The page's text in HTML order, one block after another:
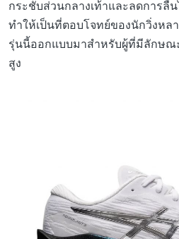
ทำให้เป็นที่ตอบโจทย์ของนักวิ่งหลา
รุ่นนี้ออกแบบมาสำหรับผู้ที่มีลักษณ
สูง